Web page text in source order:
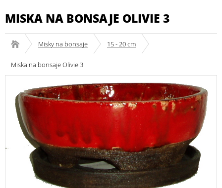
MISKA NA BONSAJE OLIVIE 3
Misky na bonsaje 15 - 20 cm
Miska na bonsaje Olivie 3